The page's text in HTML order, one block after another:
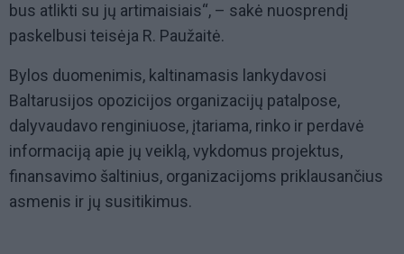
bus atlikti su jų artimaisiais“, – sakė nuosprendį
paskelbusi teisėja R. Paužaitė.
Bylos duomenimis, kaltinamasis lankydavosi
Baltarusijos opozicijos organizacijų patalpose,
dalyvaudavo renginiuose, įtariama, rinko ir perdavė
informaciją apie jų veiklą, vykdomus projektus,
finansavimo šaltinius, organizacijoms priklausančius
asmenis ir jų susitikimus.